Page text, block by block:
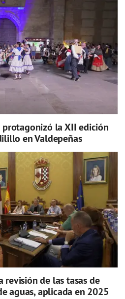
la XII edición
en Valdepeñas
revisión de las tasas de
aguas, aplicada en 2025